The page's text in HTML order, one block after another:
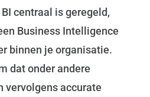
centraal is geregeld,
Business Intelligence
binnen je organisatie.
dat onder andere
vervolgens accurate